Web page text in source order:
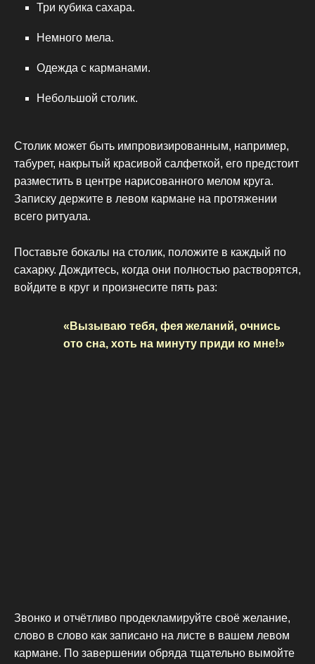
Три кубика сахара.
Немного мела.
Одежда с карманами.
Небольшой столик.
Столик может быть импровизированным, например,
табурет, накрытый красивой салфеткой, его предстоит
разместить в центре нарисованного мелом круга.
Записку держите в левом кармане на протяжении
всего ритуала.
Поставьте бокалы на столик, положите в каждый по
сахарку. Дождитесь, когда они полностью растворятся,
войдите в круг и произнесите пять раз:
«Вызываю тебя, фея желаний, очнись
ото сна, хоть на минуту приди ко мне!»
Звонко и отчётливо продекламируйте своё желание,
слово в слово как записано на листе в вашем левом
кармане. По завершении обряда тщательно вымойте